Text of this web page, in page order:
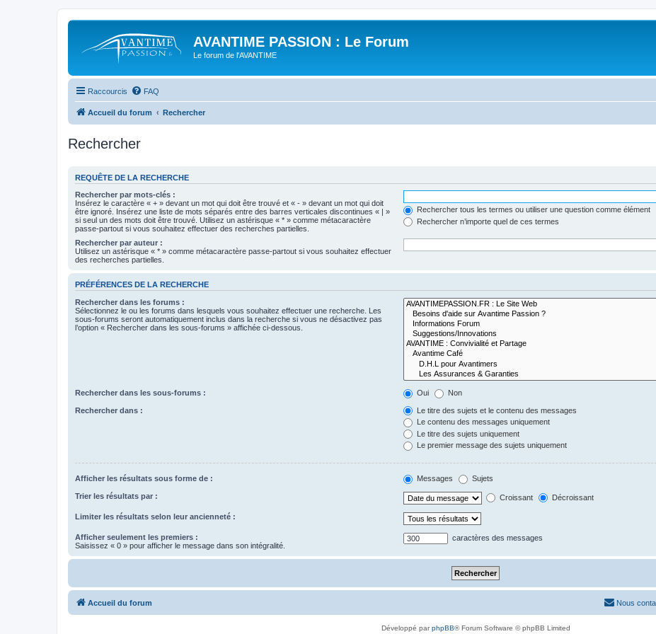
AVANTIME PASSION : Le Forum
Le forum de l'AVANTIME
Raccourcis FAQ
Accueil du forum Rechercher
Rechercher
REQUÊTE DE LA RECHERCHE
Rechercher par mots-clés :
Insérez le caractère « + » devant un mot qui doit être trouvé et « - » devant un mot qui doit
être ignoré. Insérez une liste de mots séparés entre des barres verticales discontinues « | »
si seul un des mots doit être trouvé. Utilisez un astérisque « * » comme métacaractère
passe-partout si vous souhaitez effectuer des recherches partielles.
Rechercher tous les termes ou utiliser une question comme élément
Rechercher n’importe quel de ces termes
Rechercher par auteur :
Utilisez un astérisque « * » comme métacaractère passe-partout si vous souhaitez effectuer
des recherches partielles.
PRÉFÉRENCES DE LA RECHERCHE
Rechercher dans les forums :
Sélectionnez le ou les forums dans lesquels vous souhaitez effectuer une recherche. Les
sous-forums seront automatiquement inclus dans la recherche si vous ne désactivez pas
l’option « Rechercher dans les sous-forums » affichée ci-dessous.
Rechercher dans les sous-forums : Oui Non
Rechercher dans :
Le titre des sujets et le contenu des messages
Le contenu des messages uniquement
Le titre des sujets uniquement
Le premier message des sujets uniquement
Afficher les résultats sous forme de : Messages Sujets
Trier les résultats par : Croissant Décroissant
Limiter les résultats selon leur ancienneté :
Afficher seulement les premiers :
Saisissez « 0 » pour afficher le message dans son intégralité.
caractères des messages
Accueil du forum Nous
Développé parphpBB® Forum Software © phpBB Limited